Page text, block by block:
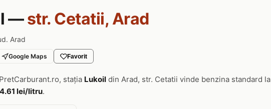
—str. Cetatii, Arad
Arad
Google Maps Favorit
stația Lukoil din Arad, str. Cetatii vinde benzina standard la
4.61 lei/litru.